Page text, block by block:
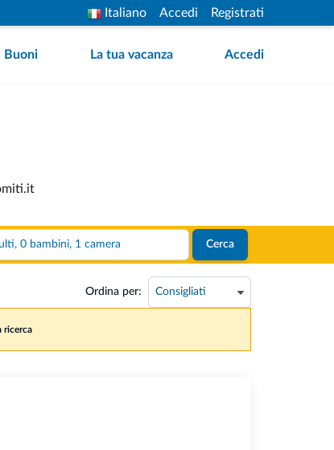
Italiano Accedi Registrati
Buoni La tua vacanza Accedi
2 adulti, 0 bambini, 1 camera Cerca
Ordina per:
ricerca